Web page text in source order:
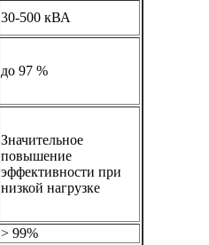
30-500 кВА
до 97 %
Значительное
повышение
эффективности при
низкой нагрузке
> 99%